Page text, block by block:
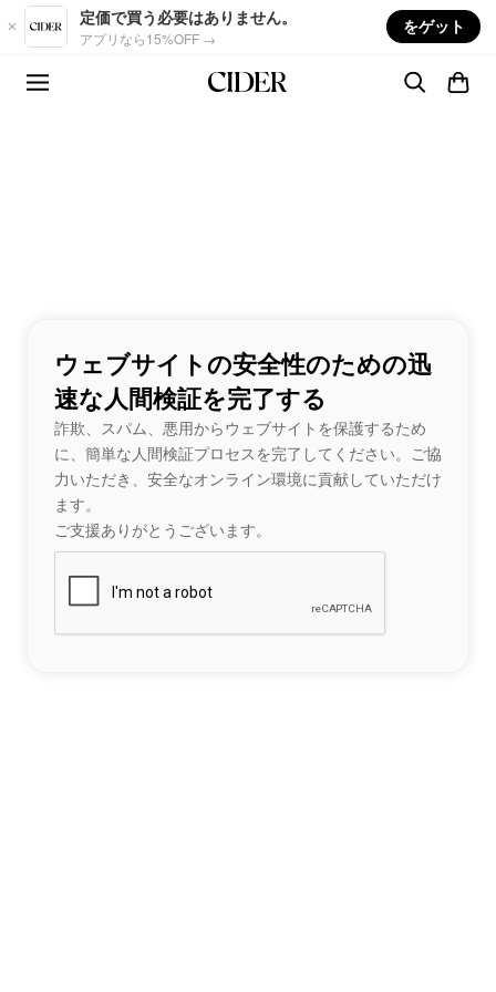
Skip to main content
定価で買う必要はありません。
アプリなら15%OFF →
をゲット
ウェブサイトの安全性のための迅
速な人間検証を完了する
詐欺、スパム、悪用からウェブサイトを保護するため
に、簡単な人間検証プロセスを完了してください。ご協
力いただき、安全なオンライン環境に貢献していただけ
ます。
ご支援ありがとうございます。